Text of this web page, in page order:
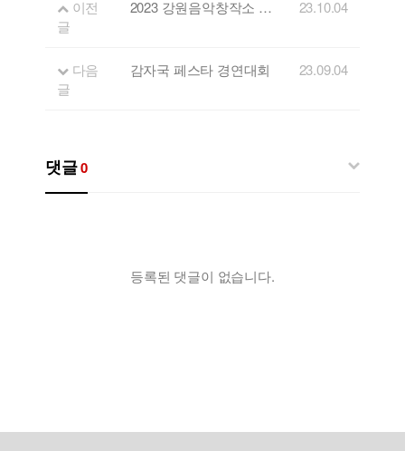
이전
글
2023 강원음악창작소 쇼케이스&네트워킹 23.10.04
다음
글
감자국 페스타 경연대회 23.09.04
댓글0
등록된 댓글이 없습니다.